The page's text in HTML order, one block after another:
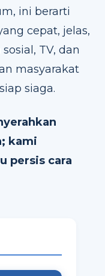
ini berarti
cepat, jelas,
TV, dan
masyarakat
siaga.
kami
persis cara